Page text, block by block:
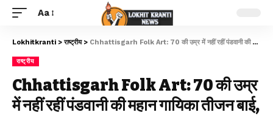
Aa
Lokhitkranti >राष्ट्रीय> Chhattisgarh Folk Art: 70 की उम्र में नहीं रहीं पंडवानी की महान गायिका तीजन बाई, PM मोदी ने दी श्रद्धांजलि
राष्ट्रीय
Chhattisgarh Folk Art: 70 की उम्र
में नहीं रहीं पंडवानी की महान गायिका तीजन बाई,